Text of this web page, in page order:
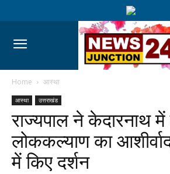
Home आस्था
आस्था उत्तराखंड
राज्यपाल ने केदारनाथ में
लोककल्याण का
में किए दर्शन